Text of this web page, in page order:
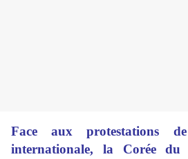
Face aux protestations
internationale, la Corée